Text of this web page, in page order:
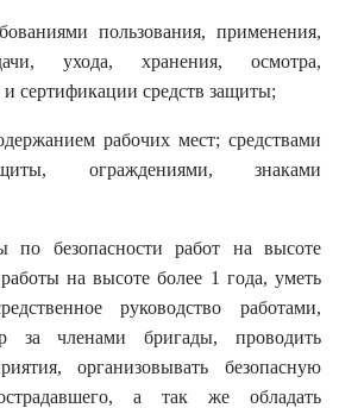
пользования, применения,
ухода, хранения, осмотра,
сертификации средств защиты;
рабочих мест; средствами
ограждениями, знаками
по безопасности работ на высоте
на высоте более 1 года, уметь
руководство работами,
за членами бригады, проводить
организовывать безопасную
а так же обладать